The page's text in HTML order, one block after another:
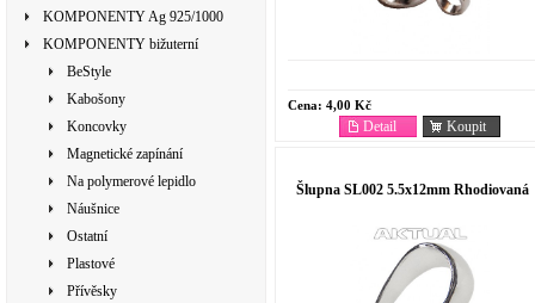
KOMPONENTY Ag 925/1000
KOMPONENTY bižuterní
BeStyle
Kabošony
Koncovky
Magnetické zapínání
Na polymerové lepidlo
Náušnice
Ostatní
Plastové
Přívěsky
Cena: 4,00 Kč
Koupit
Detail
Šlupna SL002 5.5x12mm Rhodiovaná